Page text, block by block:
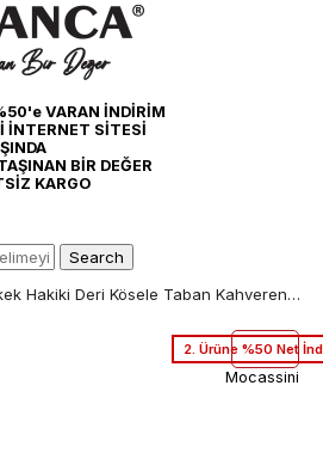
VARAN İNDİRİM
İNTERNET SİTESİ
BİR DEĞER
KARGO
Mocassini Erkek Hakiki Deri Kösele Taban Kahverengi Klasik Ayakkabı
2. Ürüne %50 Net
Mocassini